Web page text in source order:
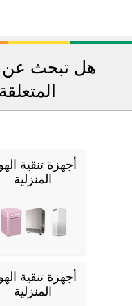
هل تبحث عن
أجهزة تنقية
المنزلية
أجهزة تنقية
المنزلية